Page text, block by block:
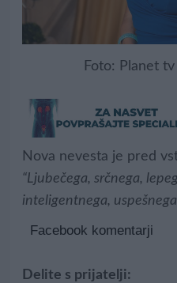
Foto: Planet
Nova nevesta je pred
“Ljubečega, srčnega,
inteligentnega,
Facebook komentarji
Delite s prijatelji: